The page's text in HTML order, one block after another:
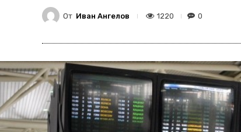
От Иван Ангелов 1220 0